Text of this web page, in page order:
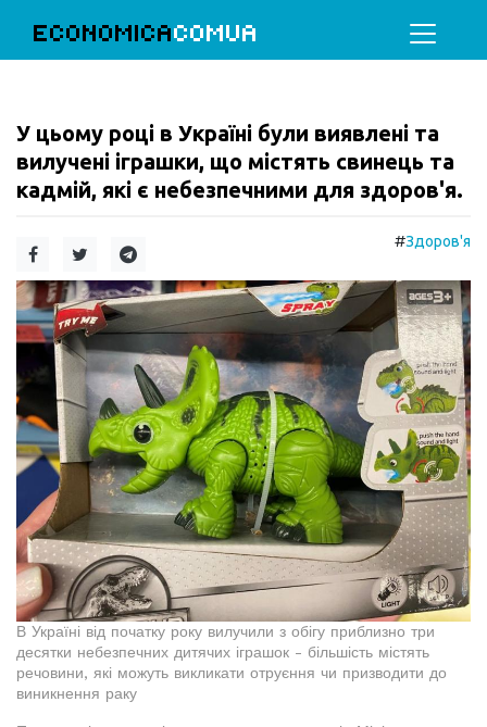
ECONOMICACOMUA
У цьому році в Україні були виявлені та
вилучені іграшки, що містять свинець та
кадмій, які є небезпечними для здоров'я.
#Здоров'я
В Україні від початку року вилучили з обігу приблизно три
десятки небезпечних дитячих іграшок - більшість містять
речовини, які можуть викликати отруєння чи призводити до
виникнення раку